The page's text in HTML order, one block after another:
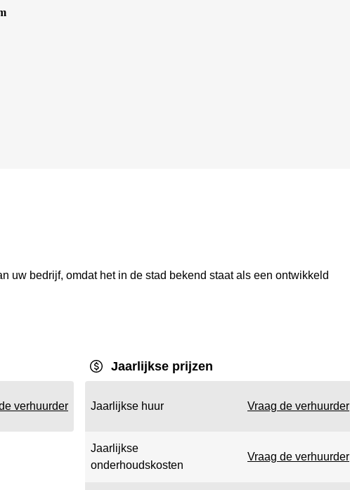
uw bedrijf, omdat het in de stad bekend staat als een ontwikkeld
verhuurder
Jaarlijkse prijzen
Jaarlijkse huur Vraag de verhuurder
Jaarlijkse
onderhoudskosten
Vraag de verhuurder